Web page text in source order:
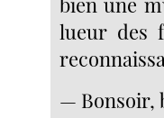
lueur des
— Bonsoir,